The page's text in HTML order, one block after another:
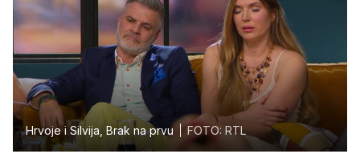
Hrvoje i Silvija, Brak na prvu FOTO: RTL